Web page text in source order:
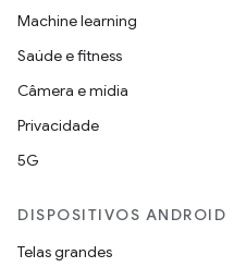
Machine learning
Saúde e fitness
Câmera e mídia
Privacidade
5G
DISPOSITIVOS ANDROID
Telas grandes